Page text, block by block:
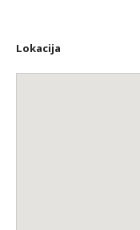
Lokacija